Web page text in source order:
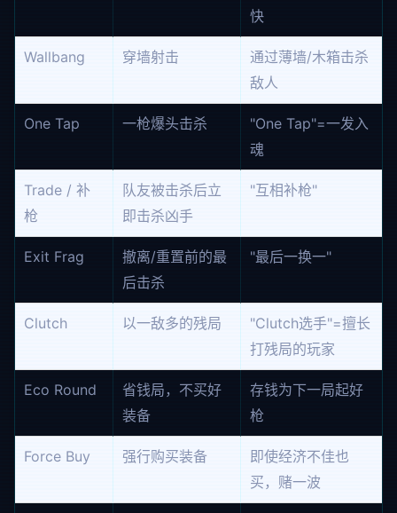
快
Wallbang 穿墙射击
通过薄墙/木箱击杀
敌人
One Tap 一枪爆头击杀
"One Tap"=一发入
魂
Trade / 补
枪
队友被击杀后立
即击杀凶手
"互相补枪"
Exit Frag
撤离/重置前的最
后击杀
"最后一换一"
Clutch 以一敌多的残局
"Clutch选手"=擅长
打残局的玩家
Eco Round
省钱局，不买好
装备
存钱为下一局起好
枪
Force Buy 强行购买装备
即使经济不佳也
买，赌一波